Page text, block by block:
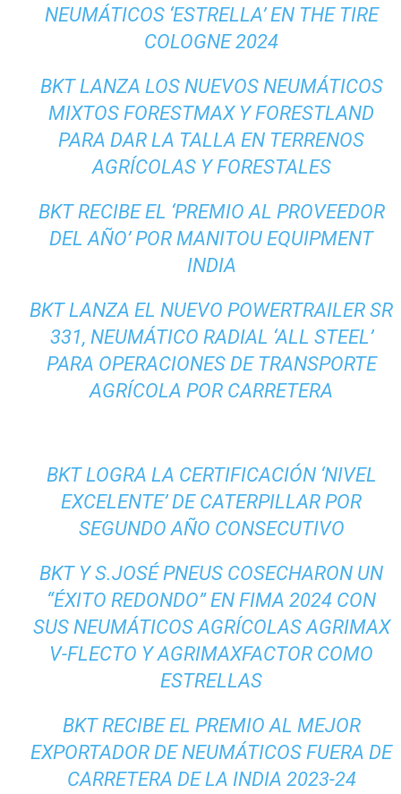
NEUMÁTICOS ‘ESTRELLA’ EN THE TIRE
COLOGNE 2024
BKT LANZA LOS NUEVOS NEUMÁTICOS
MIXTOS FORESTMAX Y FORESTLAND
PARA DAR LA TALLA EN TERRENOS
AGRÍCOLAS Y FORESTALES
BKT RECIBE EL ‘PREMIO AL PROVEEDOR
DEL AÑO’ POR MANITOU EQUIPMENT
INDIA
BKT LANZA EL NUEVO POWERTRAILER SR
331, NEUMÁTICO RADIAL ‘ALL STEEL’
PARA OPERACIONES DE TRANSPORTE
AGRÍCOLA POR CARRETERA
BKT LOGRA LA CERTIFICACIÓN ‘NIVEL
EXCELENTE’ DE CATERPILLAR POR
SEGUNDO AÑO CONSECUTIVO
BKT Y S.JOSÉ PNEUS COSECHARON UN
“ÉXITO REDONDO” EN FIMA 2024 CON
SUS NEUMÁTICOS AGRÍCOLAS AGRIMAX
V-FLECTO Y AGRIMAXFACTOR COMO
ESTRELLAS
BKT RECIBE EL PREMIO AL MEJOR
EXPORTADOR DE NEUMÁTICOS FUERA DE
CARRETERA DE LA INDIA 2023-24